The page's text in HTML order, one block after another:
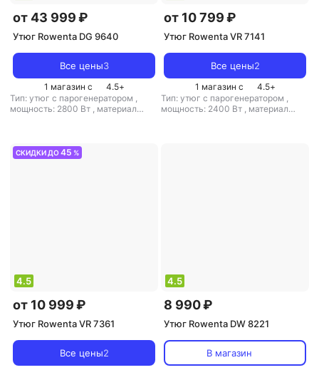
от 43 999 ₽
Утюг Rowenta DG 9640
Все цены3
1 магазин с 4.5+
Тип: утюг с парогенератором ,
мощность: 2800 Вт , материал
от 10 799 ₽
Утюг Rowenta VR 7141
Все цены2
1 магазин с 4.5+
Тип: утюг с парогенератором ,
мощность: 2400 Вт , материал
СКИДКИ ДО45 %
4.5
от 10 999 ₽
Утюг Rowenta VR 7361
Все цены2
4.5
8 990 ₽
Утюг Rowenta DW 8221
В магазин